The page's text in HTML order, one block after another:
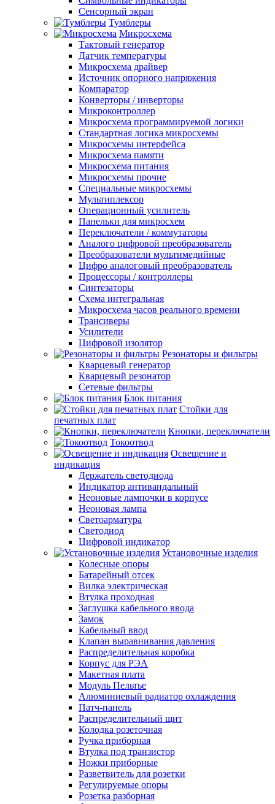
Сенсорный экран
Тумблеры
Микросхема
Тактовый генератор
Датчик температуры
Микросхема драйвер
Источник опорного напряжения
Компаратор
Конверторы / инверторы
Микроконтроллер
Микросхема программируемой логики
Стандартная логика микросхемы
Микросхемы интерфейса
Микросхема памяти
Микросхема питания
Микросхемы прочие
Специальные микросхемы
Мультиплексор
Операционный усилитель
Панельки для микросхем
Переключатели / коммутаторы
Аналого цифровой преобразователь
Преобразователи мультимедийные
Цифро аналоговый преобразователь
Процессоры / контроллеры
Синтезаторы
Схема интегральная
Микросхема часов реального времени
Трансиверы
Усилители
Цифровой изолятор
Резонаторы и фильтры
Кварцевый генератор
Кварцевый резонатор
Сетевые фильтры
Блок питания
Стойки для
печатных плат
Кнопки, переключатели
Токоотвод
Освещение и
индикация
Держатель светодиода
Индикатор антивандальный
Неоновые лампочки в корпусе
Неоновая лампа
Светоарматура
Светодиод
Цифровой индикатор
Установочные изделия
Колесные опоры
Батарейный отсек
Вилка электрическая
Втулка проходная
Заглушка кабельного ввода
Замок
Кабельный ввод
Клапан выравнивания давления
Распределительная коробка
Корпус для РЭА
Макетная плата
Модуль Пельтье
Алюминиевый радиатор охлаждения
Патч-панель
Распределительный щит
Колодка розеточная
Ручка приборная
Втулка под транзистор
Ножки приборные
Разветвитель для розетки
Регулируемые опоры
Розетка разборная